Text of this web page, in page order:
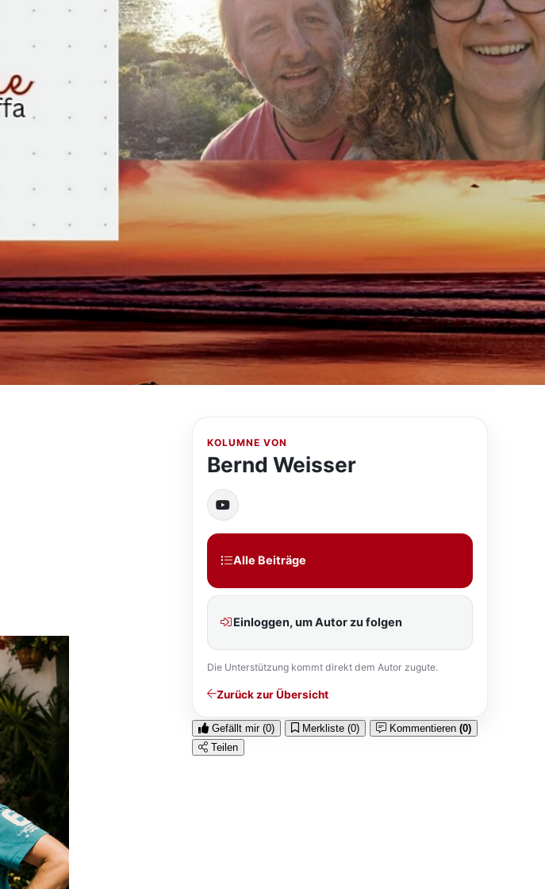
KOLUMNE VON
Bernd Weisser
Alle Beiträge
Einloggen, um Autor zu folgen
Die Unterstützung kommt direkt dem Autor zugute.
Zurück zur Übersicht
Gefällt mir (0) Merkliste (0) Kommentieren (0)
Teilen